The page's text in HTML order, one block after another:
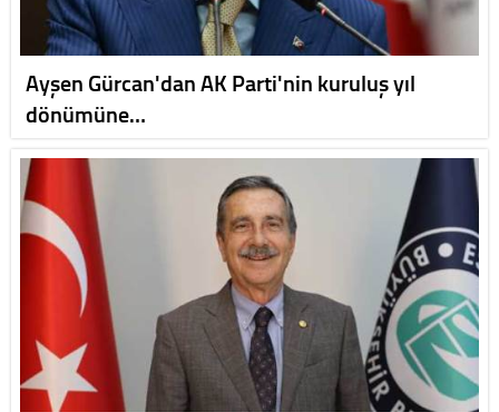
Ayşen Gürcan'dan AK Parti'nin kuruluş yıl
dönümüne…